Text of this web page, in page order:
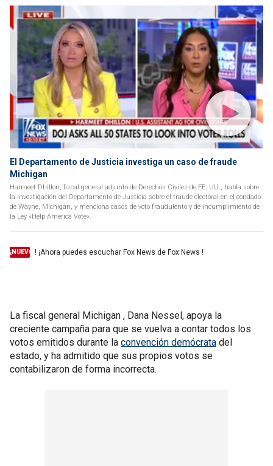
El Departamento de Justicia investiga un caso de fraude
Michigan
Harmeet Dhillon, fiscal general adjunto de Derechos Civiles de EE. UU., habla sobre
la investigación del Departamento de Justicia sobre el fraude electoral en el condado
de Wayne, Michigan, y menciona casos de voto fraudulento y de incumplimiento de
la Ley «Help America Vote».
¡NUEVO ! ¡Ahora puedes escuchar Fox News de Fox News !
La fiscal general Michigan , Dana Nessel, apoya la
creciente campaña para que se vuelva a contar todos los
votos emitidos durante la convención demócrata del
estado, y ha admitido que sus propios votos se
contabilizaron de forma incorrecta.